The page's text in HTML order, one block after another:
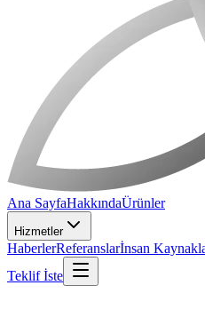
Ana SayfaHakkındaÜrünler
Hizmetler
HaberlerReferanslarİnsan
Teklif İste